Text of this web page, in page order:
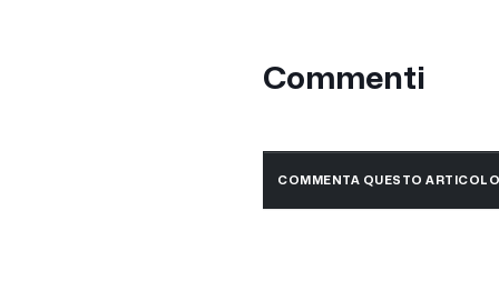
Commenti
COMMENTA QUESTO ARTICOLO